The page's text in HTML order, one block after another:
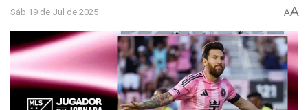
Sáb 19 de Jul de 2025 AA